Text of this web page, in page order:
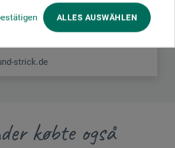
ALLES AUSWÄHLEN
strick.de
købte også